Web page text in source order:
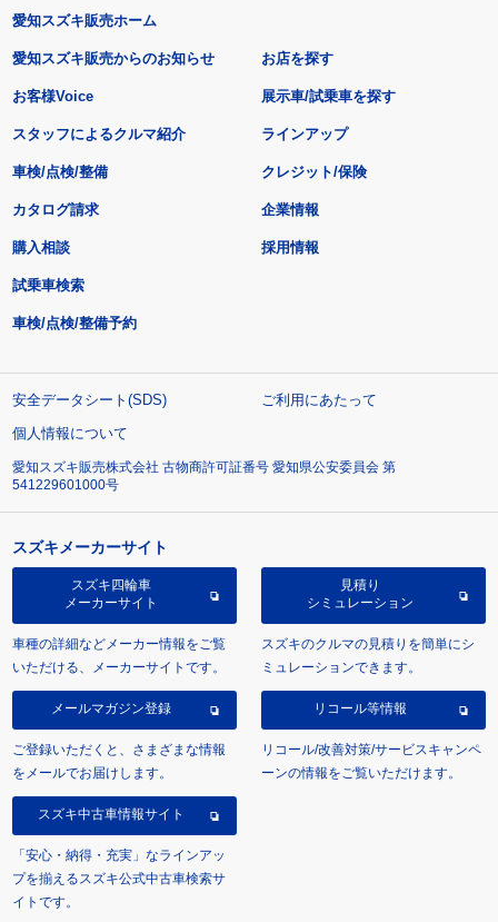
愛知スズキ販売ホーム
愛知スズキ販売からのお知らせ
お客様Voice
スタッフによるクルマ紹介
お店を探す
展示車/試乗車を探す
ラインアップ
車検/点検/整備 クレジット/保険
カタログ請求
購入相談
試乗車検索
車検/点検/整備予約
企業情報
採用情報
安全データシート(SDS)
ご利用にあたって
個人情報について
愛知スズキ販売株式会社 古物商許可証番号 愛知県公安委員会 第
541229601000号
スズキメーカーサイト
スズキ四輪車
メーカーサイト
車種の詳細などメーカー情報をご覧
いただける、メーカーサイトです。
見積り
シミュレーション
スズキのクルマの見積りを簡単にシ
ミュレーションできます。
メールマガジン登録
ご登録いただくと、さまざまな情報
をメールでお届けします。
リコール等情報
リコール/改善対策/サービスキャンペ
ーンの情報をご覧いただけます。
スズキ中古車情報サイト
「安心・納得・充実」なラインアッ
プを揃えるスズキ公式中古車検索サ
イトです。